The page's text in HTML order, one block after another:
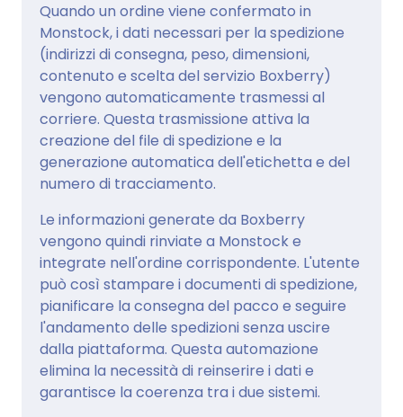
Quando un ordine viene confermato in
Monstock, i dati necessari per la spedizione
(indirizzi di consegna, peso, dimensioni,
contenuto e scelta del servizio Boxberry)
vengono automaticamente trasmessi al
corriere. Questa trasmissione attiva la
creazione del file di spedizione e la
generazione automatica dell'etichetta e del
numero di tracciamento.
Le informazioni generate da Boxberry
vengono quindi rinviate a Monstock e
integrate nell'ordine corrispondente. L'utente
può così stampare i documenti di spedizione,
pianificare la consegna del pacco e seguire
l'andamento delle spedizioni senza uscire
dalla piattaforma. Questa automazione
elimina la necessità di reinserire i dati e
garantisce la coerenza tra i due sistemi.